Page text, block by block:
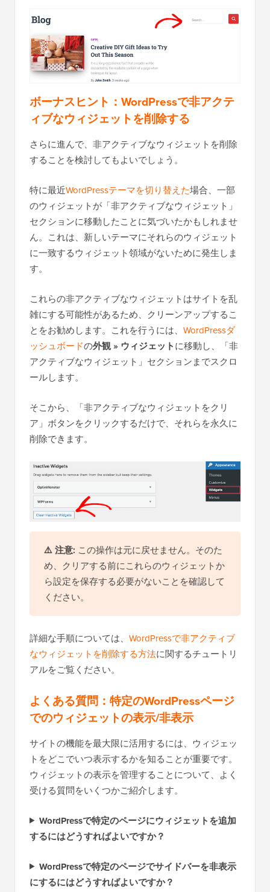
ボーナスヒント：WordPressで非アクテ
ィブなウィジェットを削除する
さらに進んで、非アクティブなウィジェットを削除
することを検討してもよいでしょう。
特に最近WordPressテーマを切り替えた場合、一部
のウィジェットが「非アクティブなウィジェット」
セクションに移動したことに気づいたかもしれませ
ん。これは、新しいテーマにそれらのウィジェット
に一致するウィジェット領域がないために発生しま
す。
これらの非アクティブなウィジェットはサイトを乱
雑にする可能性があるため、クリーンアップするこ
とをお勧めします。これを行うには、 WordPressダ
ッシュボードの外観 » ウィジェットに移動し、「非
アクティブなウィジェット」セクションまでスクロ
ールします。
そこから、「非アクティブなウィジェットをクリ
ア」ボタンをクリックするだけで、それらを永久に
削除できます。
⚠️注意: この操作は元に戻せません。そのた
め、クリアする前にこれらのウィジェットか
ら設定を保存する必要がないことを確認して
ください。
詳細な手順については、 WordPressで非アクティブ
なウィジェットを削除する方法に関するチュートリ
アルをご覧ください。
よくある質問：特定のWordPressページ
でのウィジェットの表示/非表示
サイトの機能を最大限に活用するには、ウィジェッ
トをどこでいつ表示するかを知ることが重要です。
ウィジェットの表示を管理することについて、よく
受ける質問をいくつかご紹介します。
WordPressで特定のページにウィジェットを追加
するにはどうすればよいですか？
WordPressで特定のページでサイドバーを非表示
にするにはどうすればよいですか？